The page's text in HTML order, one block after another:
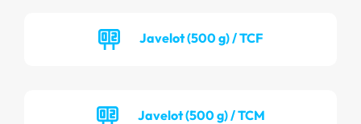
Javelot (500 g) / TCF
Javelot (500 g) / TCM